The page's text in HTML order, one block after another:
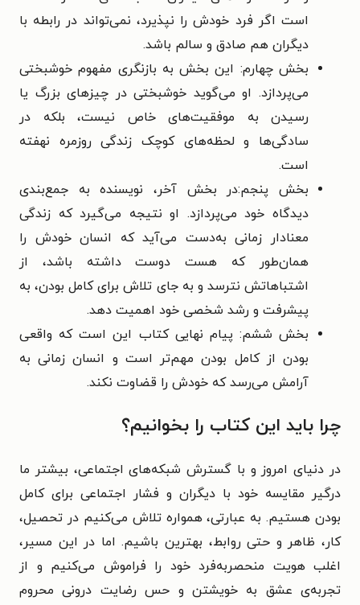
است اگر فرد خودش را نپذیرد، نمی‌تواند در رابطه با
دیگران هم صادق و سالم باشد.
بخش چهارم: این بخش به بازنگری مفهوم خوشبختی
می‌پردازد. او می‌گوید خوشبختی در چیزهای بزرگ یا
رسیدن به موفقیت‌های خاص نیست، بلکه در
سادگی‌ها و لحظه‌های کوچک زندگی روزمره نهفته
است.
بخش پنجم:در بخش آخر، نویسنده به جمع‌بندی
دیدگاه خود می‌پردازد. او نتیجه می‌گیرد که زندگی
معنادار زمانی به‌دست می‌آید که انسان خودش را
همان‌طور که هست دوست داشته باشد، از
اشتباهاتش نترسد و به جای تلاش برای کامل بودن، به
پیشرفت و رشد شخصی خود اهمیت دهد.
بخش ششم: پیام نهایی کتاب این است که واقعی
بودن از کامل بودن مهم‌تر است و انسان زمانی به
آرامش می‌رسد که خودش را قضاوت نکند.
چرا باید این کتاب را بخوانیم؟
در دنیای امروز و با گسترش شبکه‌های اجتماعی، بیشتر ما
درگیر مقایسه خود با دیگران و فشار اجتماعی برای کامل
بودن هستیم. به عبارتی، همواره تلاش می‌کنیم در تحصیل،
کار، ظاهر و حتی روابط، بهترین باشیم. اما در این مسیر،
اغلب هویت منحصربه‌فرد خود را فراموش می‌کنیم و از
تجربه‌ی عشق به خویشتن و حس رضایت درونی محروم